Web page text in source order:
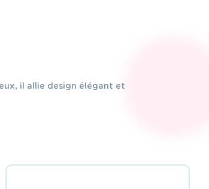
il allie design élégant et